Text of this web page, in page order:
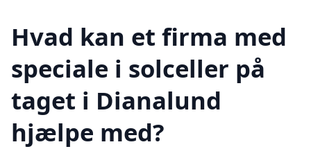
Hvad kan et firma med
speciale i solceller på
taget i Dianalund
hjælpe med?